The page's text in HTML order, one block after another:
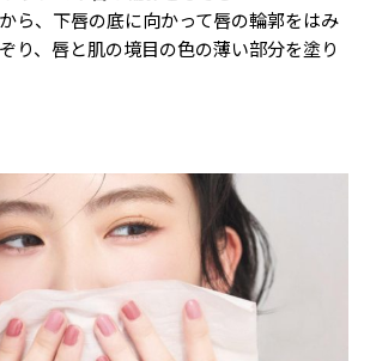
ら、下唇の底に向かって唇の輪郭をはみ
り、唇と肌の境目の色の薄い部分を塗り